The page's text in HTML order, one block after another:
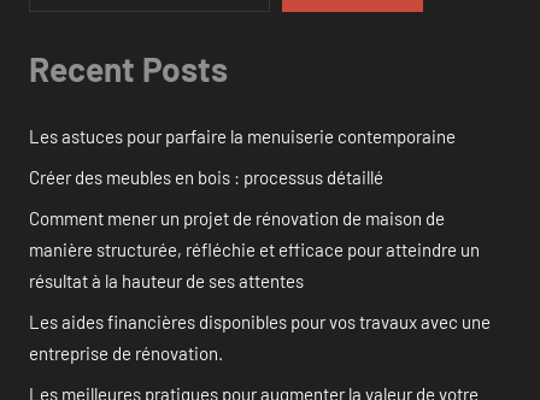
Recent Posts
Les astuces pour parfaire la menuiserie contemporaine
Créer des meubles en bois : processus détaillé
Comment mener un projet de rénovation de maison de
manière structurée, réfléchie et efficace pour atteindre un
résultat à la hauteur de ses attentes
Les aides financières disponibles pour vos travaux avec une
entreprise de rénovation.
Les meilleures pratiques pour augmenter la valeur de votre